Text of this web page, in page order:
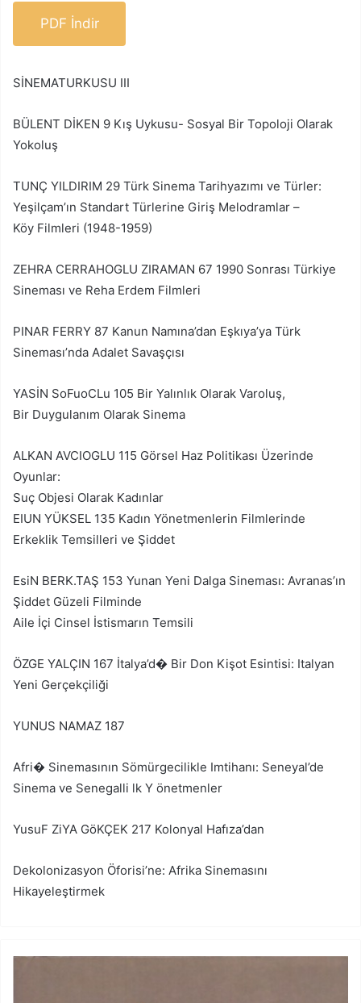
PDF İndir
SİNEMATURKUSU III
BÜLENT DİKEN 9 Kış Uykusu- Sosyal Bir Topoloji Olarak
Yokoluş
TUNÇ YILDIRIM 29 Türk Sinema Tarihyazımı ve Türler:
Yeşilçam’ın Standart Türlerine Giriş Melodramlar –
Köy Filmleri (1948-1959)
ZEHRA CERRAHOGLU ZIRAMAN 67 1990 Sonrası Türkiye
Sineması ve Reha Erdem Filmleri
PINAR FERRY 87 Kanun Namına’dan Eşkıya’ya Türk
Sineması’nda Adalet Savaşçısı
YASİN SoFuoCLu 105 Bir Yalınlık Olarak Varoluş,
Bir Duygulanım Olarak Sinema
ALKAN AVCIOGLU 115 Görsel Haz Politikası Üzerinde
Oyunlar:
Suç Objesi Olarak Kadınlar
EIUN YÜKSEL 135 Kadın Yönetmenlerin Filmlerinde
Erkeklik Temsilleri ve Şiddet
EsiN BERK.TAŞ 153 Yunan Yeni Dalga Sineması: Avranas’ın
Şiddet Güzeli Filminde
Aile İçi Cinsel İstismarın Temsili
ÖZGE YALÇIN 167 İtalya’d� Bir Don Kişot Esintisi: Italyan
Yeni Gerçekçiliği
YUNUS NAMAZ 187
Afri� Sinemasının Sömürgecilikle Imtihanı: Seneyal’de
Sinema ve Senegalli lk Y önetmenler
YusuF ZiYA GöKÇEK 217 Kolonyal Hafıza’dan
Dekolonizasyon Öforisi’ne: Afrika Sinemasını
Hikayeleştirmek